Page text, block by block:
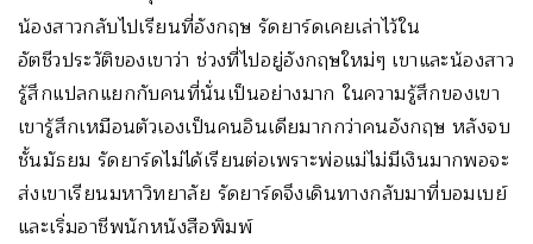
น้องสาวกลับไปเรียนที่อังกฤษ รัดยาร์ดเคยเล่าไว้ใน
อัตชีวประวัติของเขาว่า ช่วงที่ไปอยู่อังกฤษใหม่ๆ เขาและน้องสาว
รู้สึกแปลกแยกกับคนที่นั่นเป็นอย่างมาก ในความรู้สึกของเขา
เขารู้สึกเหมือนตัวเองเป็นคนอินเดียมากกว่าคนอังกฤษ หลังจบ
ชั้นมัธยม รัดยาร์ดไม่ได้เรียนต่อเพราะพ่อแม่ไม่มีเงินมากพอจะ
ส่งเขาเรียนมหาวิทยาลัย รัดยาร์ดจึงเดินทางกลับมาที่บอมเบย์
และเริ่มอาชีพนักหนังสือพิมพ์